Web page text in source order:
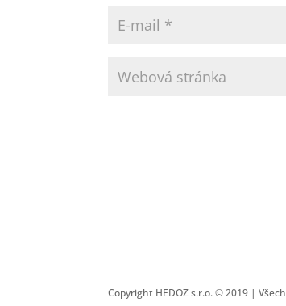
Copyright HEDOZ s.r.o. © 2019 |